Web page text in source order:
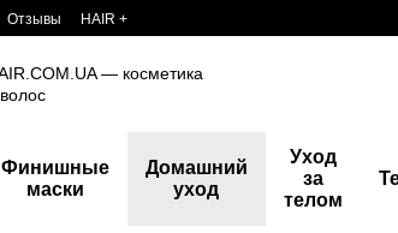
Отзывы HAIR +
Финишные
маски
Домашний
уход
Уход
за
телом